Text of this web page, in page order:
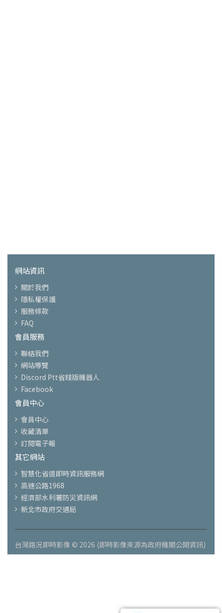
網站資訊
關於我們
隱私權保護
服務條款
FAQ
會員服務
聯絡我們
網站導覽
Discord Ptt省錢版機器人
Facebook
會員中心
會員中心
收藏清單
訂閱電子報
其它網站
智慧化省道即時資訊服務網
高速公路1968
經濟部水利署防災資訊網
新北市政府交通局
台灣路況即時影像 © 2026 (即時影像來源為政府機關公開資訊)